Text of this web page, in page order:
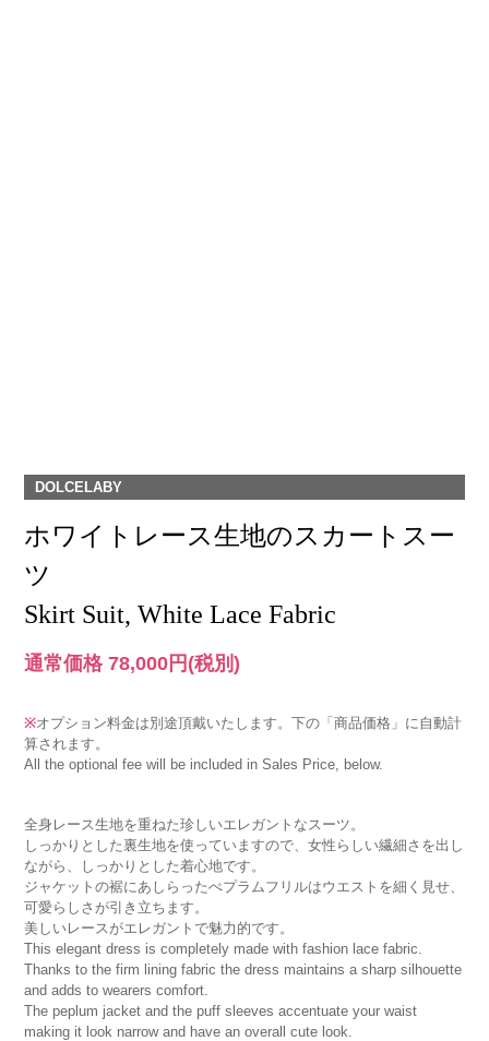
DOLCELABY
ホワイトレース生地のスカートスー
ツ
Skirt Suit, White Lace Fabric
通常価格 78,000円 (税別)
※オプション料金は別途頂戴いたします。下の「商品価格」に自動計
算されます。
All the optional fee will be included in Sales Price, below.
全身レース生地を重ねた珍しいエレガントなスーツ。
しっかりとした裏生地を使っていますので、女性らしい繊細さを出し
ながら、しっかりとした着心地です。
ジャケットの裾にあしらったぺプラムフリルはウエストを細く見せ、
可愛らしさが引き立ちます。
美しいレースがエレガントで魅力的です。
This elegant dress is completely made with fashion lace fabric.
Thanks to the firm lining fabric the dress maintains a sharp silhouette
and adds to wearers comfort.
The peplum jacket and the puff sleeves accentuate your waist
making it look narrow and have an overall cute look.